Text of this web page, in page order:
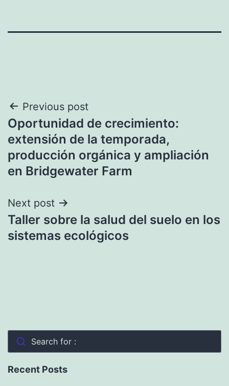
Navegación
de
entradas
Previous post
Oportunidad de crecimiento:
extensión de la temporada,
producción orgánica y ampliación
en Bridgewater Farm
Next post
Taller sobre la salud del suelo en los
sistemas ecológicos
Search for :
Recent Posts